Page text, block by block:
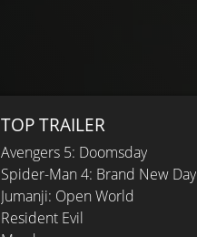
TOP TRAILER
Avengers 5: Doomsday
Spider-Man 4: Brand New Day
Jumanji: Open World
Resident Evil